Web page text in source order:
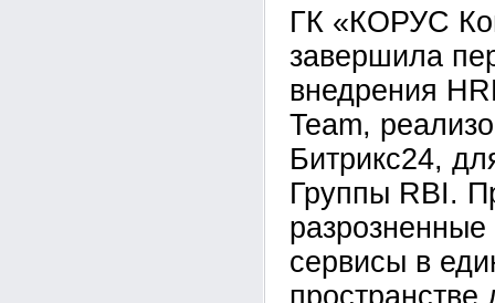
ГК «КОРУС
завершила
внедрения
Team,
Битрикс24,
Группы RBI.
сервисы в
пространстве